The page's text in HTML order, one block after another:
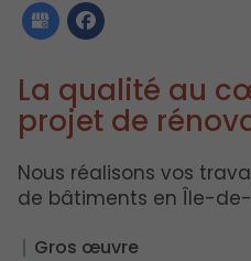
La qualité au
projet de
Nous réalisons vos
de bâtiments en Île-
Gros œuvre